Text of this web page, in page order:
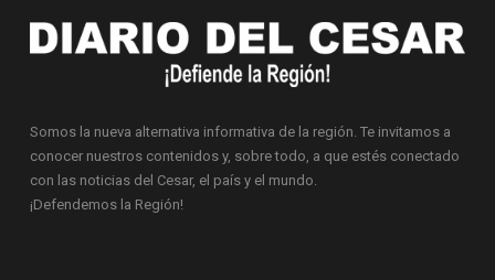
Somos la nueva alternativa informativa de la región. Te invitamos a
conocer nuestros contenidos y, sobre todo, a que estés conectado
con las noticias del Cesar, el país y el mundo.
¡Defendemos la Región!